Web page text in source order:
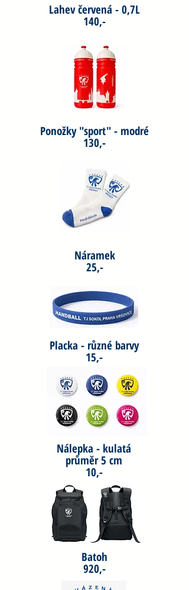
Lahev červená - 0,7L
140,-
Ponožky "sport" - modré
130,-
Náramek
25,-
Placka - různé barvy
15,-
Nálepka - kulatá
průměr 5 cm
10,-
Batoh
920,-